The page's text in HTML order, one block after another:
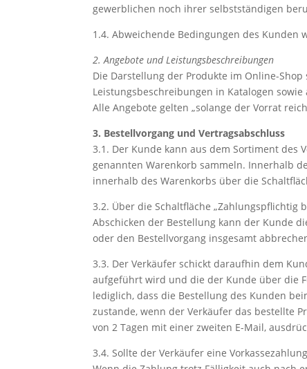
gewerblichen noch ihrer selbstständigen
1.4. Abweichende Bedingungen des
2. Angebote und Leistungsbeschreibungen
Die Darstellung der Produkte im Online-
Leistungsbeschreibungen in Katalogen
Alle Angebote gelten „solange der Vorrat
3. Bestellvorgang und Vertragsabschluss
3.1. Der Kunde kann aus dem Sortiment des
genannten Warenkorb sammeln. Innerhalb
innerhalb des Warenkorbs über die
3.2. Über die Schaltfläche
Abschicken der Bestellung kann der Kunde
oder den Bestellvorgang insgesamt
3.3. Der Verkäufer schickt daraufhin dem
aufgeführt wird und die der Kunde über die
lediglich, dass die Bestellung des Kunden
zustande, wenn der Verkäufer das bestellte
von 2 Tagen mit einer zweiten E-Mail,
3.4. Sollte der Verkäufer eine